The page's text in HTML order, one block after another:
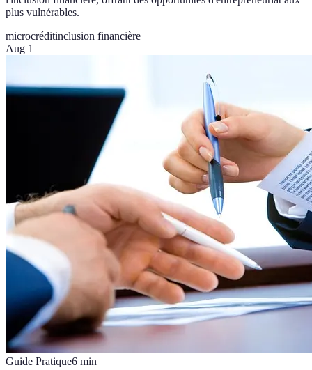
plus vulnérables.
microcréditinclusion financière
Aug 1
Guide Pratique6 min